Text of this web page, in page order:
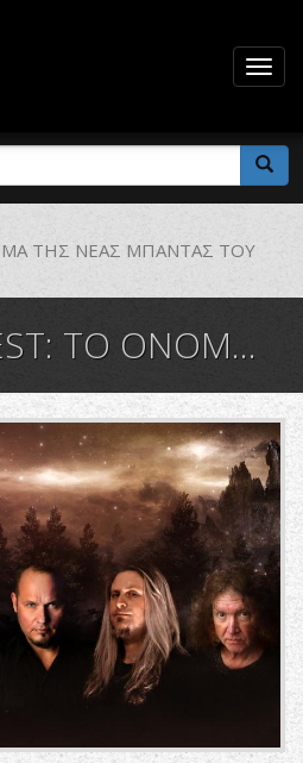
THΣ ΝΕΑΣ ΜΠΑΝΤΑΣ ΤΟΥ
ΝΕΑΣ ΜΠΑΝΤΑΣ ΤΟΥ K.K. DΟWNING